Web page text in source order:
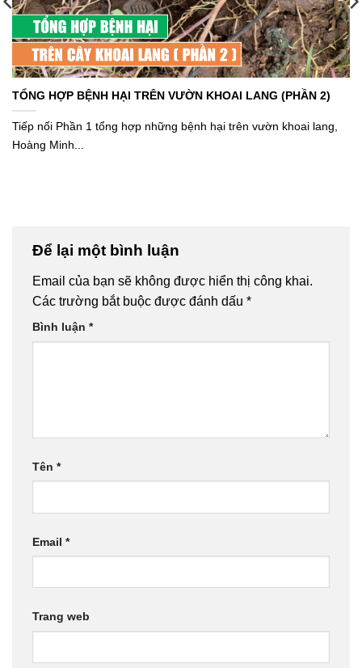
TỔNG HỢP BỆNH HẠI TRÊN VƯỜN KHOAI LANG (PHẦN 2)
Tiếp nối Phần 1 tổng hợp những bệnh hại trên vườn khoai lang,
Hoàng Minh...
Để lại một bình luận
Email của bạn sẽ không được hiển thị công khai.
Các trường bắt buộc được đánh dấu *
Bình luận *
Tên *
Email *
Trang web